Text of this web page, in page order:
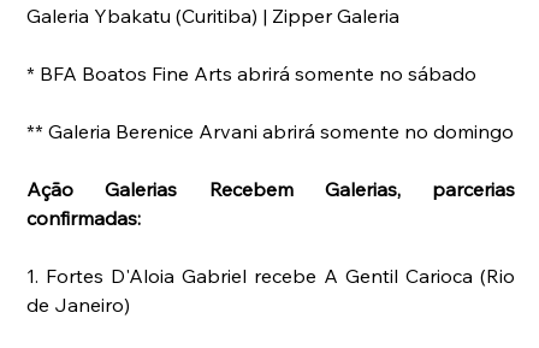
Galeria Ybakatu (Curitiba) | Zipper Galeria
* BFA Boatos Fine Arts abrirá somente no sábado
** Galeria Berenice Arvani abrirá somente no domingo
Ação Galerias Recebem Galerias, parcerias
confirmadas:
1. Fortes D'Aloia Gabriel recebe A Gentil Carioca (Rio
de Janeiro)